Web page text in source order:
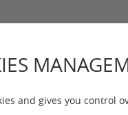
and gives you control
02/12/2025